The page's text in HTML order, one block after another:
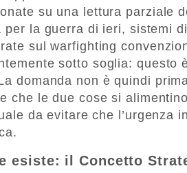
su una lettura parziale
per la guerra di ieri, sistemi
sul warfighting
sotto soglia: questo
domanda non è quindi
che le due cose si
da evitare che l’urgenza
esiste: il Concetto